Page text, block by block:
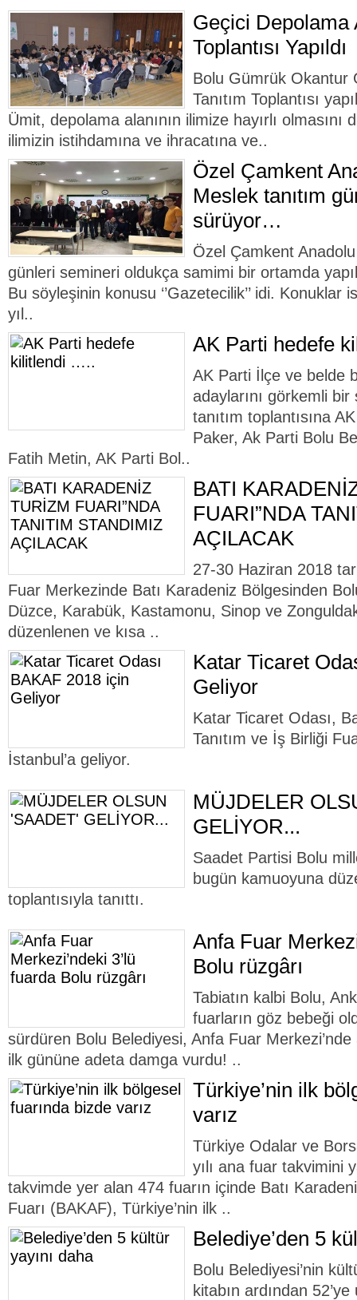
Geçici Depolama
Toplantısı Yapıldı
Bolu Gümrük Okantur
Tanıtım Toplantısı
Ümit, depolama alanının ilimize hayırlı olmasını
ilimizin istihdamına ve ihracatına ve..
Özel Çamkent
Meslek tanıtım
sürüyor…
Özel Çamkent
günleri semineri oldukça samimi bir ortamda
Bu söyleşinin konusu ‘’Gazetecilik’’ idi. Konuklar
yıl..
AK Parti hedefe
AK Parti İlçe ve belde
adaylarını görkemli bir
tanıtım toplantısına
Paker, Ak Parti Bolu
Fatih Metin, AK Parti Bol..
BATI
FUARI”NDA
AÇILACAK
27-30 Haziran 2018
Fuar Merkezinde Batı Karadeniz Bölgesinden
Düzce, Karabük, Kastamonu, Sinop ve
düzenlenen ve kısa ..
Katar Ticaret
Geliyor
Katar Ticaret Odası,
Tanıtım ve İş Birliği
İstanbul’a geliyor.
MÜJDELER
GELİYOR...
Saadet Partisi Bolu
bugün kamuoyuna
toplantısıyla tanıttı.
Anfa Fuar
Bolu rüzgârı
Tabiatın kalbi Bolu,
fuarların göz bebeği
sürdüren Bolu Belediyesi, Anfa Fuar Merkezi’nde
ilk gününe adeta damga vurdu! ..
Türkiye’nin ilk
varız
Türkiye Odalar ve
yılı ana fuar takvimini
takvimde yer alan 474 fuarın içinde Batı
Fuarı (BAKAF), Türkiye’nin ilk ..
Belediye’den 5
Bolu Belediyesi’nin
kitabın ardından